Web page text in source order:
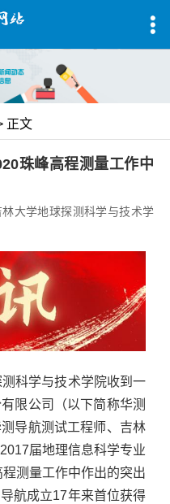
正文
珠峰高程测量工作中
大学地球探测科学与技术学
科学与技术学院收到一
限公司（以下简称华测
导航测试工程师、吉林
届地理信息科学专业
测量工作中作出的突出
航成立17年来首位获得